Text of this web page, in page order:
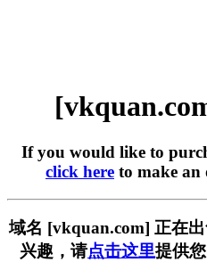
If you would like to
click here to make an
域名 [vkquan.com] 正在
兴趣，请点击这里提供